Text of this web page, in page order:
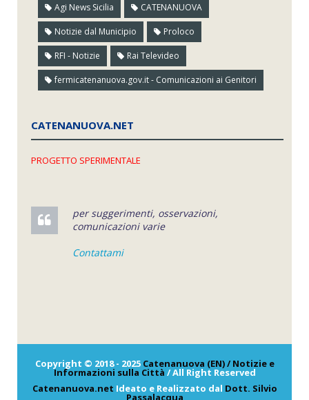
Agi News Sicilia CATENANUOVA
Notizie dal Municipio Proloco
RFI - Notizie Rai Televideo
fermicatenanuova.gov.it - Comunicazioni ai Genitori
CATENANUOVA.NET
PROGETTO SPERIMENTALE
per suggerimenti, osservazioni,
comunicazioni varie
Contattami
Copyright © 2018 - 2025 Catenanuova (EN) / Notizie e
Informazioni sulla Città / All Right Reserved
Catenanuova.net Ideato e Realizzato dal Dott. Silvio